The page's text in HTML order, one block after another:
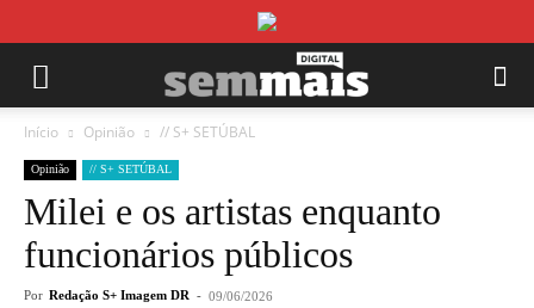
Início Opinião // S+ SETÚBAL
Opinião // S+ SETÚBAL
Milei e os artistas enquanto
funcionários públicos
Por Redação S+ Imagem DR - 09/06/2026